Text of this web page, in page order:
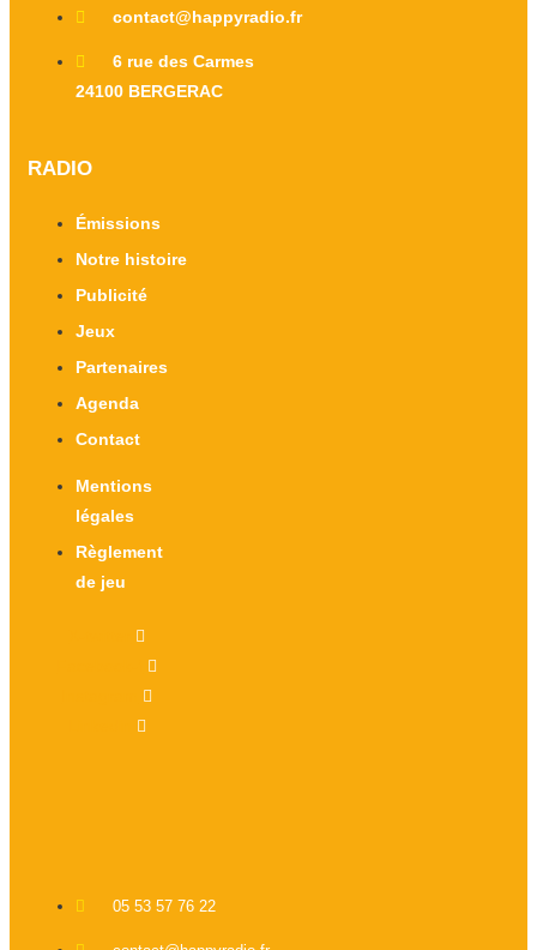
contact@happyradio.fr
6 rue des Carmes
24100 BERGERAC
RADIO
Émissions
Notre histoire
Publicité
Jeux
Partenaires
Agenda
Contact
Mentions
légales
Règlement
de jeu
05 53 57 76 22